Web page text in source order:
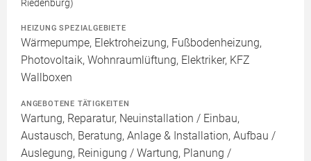
Riedenburg)
HEIZUNG SPEZIALGEBIETE
Wärmepumpe, Elektroheizung, Fußbodenheizung,
Photovoltaik, Wohnraumlüftung, Elektriker, KFZ
Wallboxen
ANGEBOTENE TÄTIGKEITEN
Wartung, Reparatur, Neuinstallation / Einbau,
Austausch, Beratung, Anlage & Installation, Aufbau /
Auslegung, Reinigung / Wartung, Planung /